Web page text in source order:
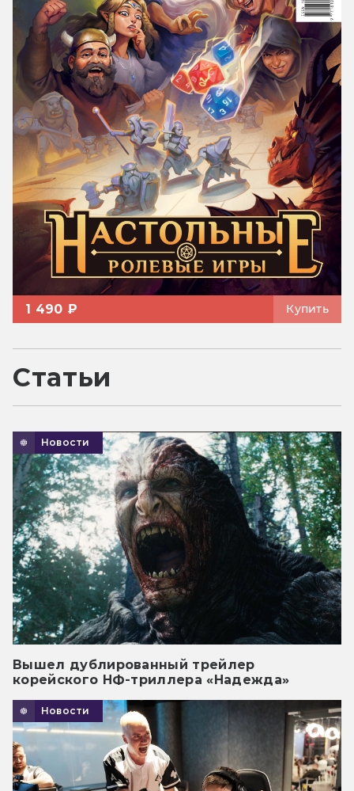
1 490 ₽ Купить
Статьи
Новости
Вышел дублированный трейлер
корейского НФ-триллера «Надежда»
Новости